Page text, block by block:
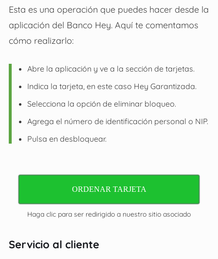
Esta es una operación que puedes hacer desde la
aplicación del Banco Hey. Aquí te comentamos
cómo realizarlo:
Abre la aplicación y ve a la sección de tarjetas.
Indica la tarjeta, en este caso Hey Garantizada.
Selecciona la opción de eliminar bloqueo.
Agrega el número de identificación personal o NIP.
Pulsa en desbloquear.
ORDENAR TARJETA
Haga clic para ser redirigido a nuestro sitio asociado
Servicio al cliente